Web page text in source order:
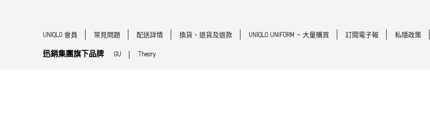
UNIQLO 會員 常見問題 配送詳情 換貨、退貨及退款 UNIQLO UNIFORM - 大量購買 訂閱電子報 私隱政策
迅銷集團旗下品牌 GU Theory